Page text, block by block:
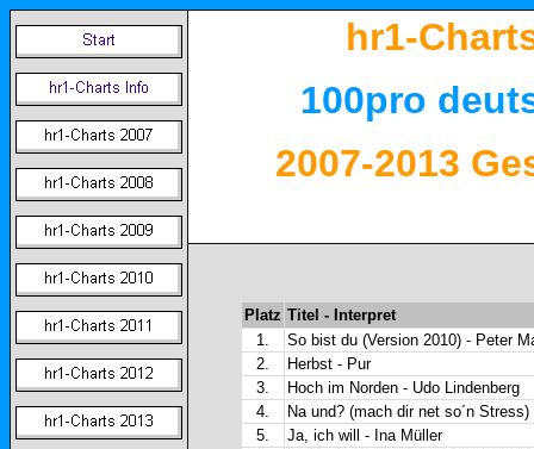
hr1-
100pro
2007-2013
Platz Titel - Interpret
1.
So bist du (Version 2010) - Peter
2.
Herbst - Pur
3.
Hoch im Norden - Udo Lindenberg
4.
Na und? (mach dir net so´n
5.
Ja, ich will - Ina Müller